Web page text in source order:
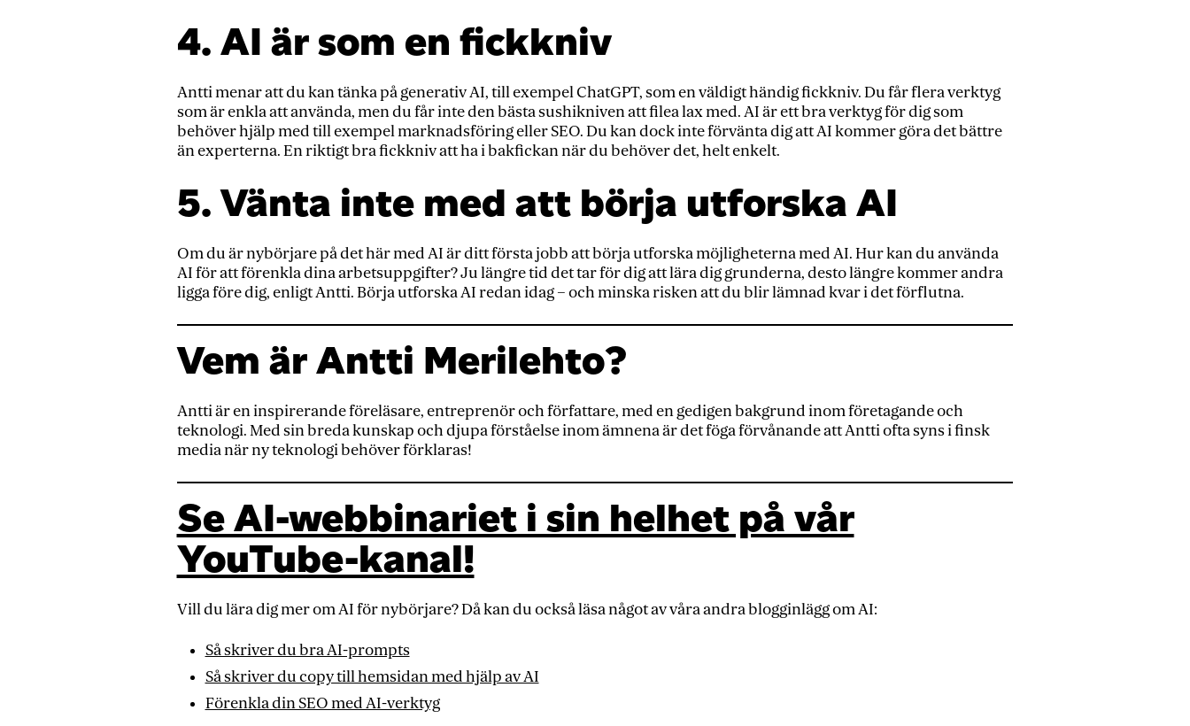
4. AI är som en fickkniv
Antti menar att du kan tänka på generativ AI, till exempel ChatGPT, som en väldigt händig fickkniv. Du får flera verktyg
som är enkla att använda, men du får inte den bästa sushikniven att filea lax med. AI är ett bra verktyg för dig som
behöver hjälp med till exempel marknadsföring eller SEO. Du kan dock inte förvänta dig att AI kommer göra det bättre
än experterna. En riktigt bra fickkniv att ha i bakfickan när du behöver det, helt enkelt.
5. Vänta inte med att börja utforska AI
Om du är nybörjare på det här med AI är ditt första jobb att börja utforska möjligheterna med AI. Hur kan du använda
AI för att förenkla dina arbetsuppgifter? Ju längre tid det tar för dig att lära dig grunderna, desto längre kommer andra
ligga före dig, enligt Antti. Börja utforska AI redan idag – och minska risken att du blir lämnad kvar i det förflutna.
Vem är Antti Merilehto?
Antti är en inspirerande föreläsare, entreprenör och författare, med en gedigen bakgrund inom företagande och
teknologi. Med sin breda kunskap och djupa förståelse inom ämnena är det föga förvånande att Antti ofta syns i finsk
media när ny teknologi behöver förklaras!
Se AI-webbinariet i sin helhet på vår
YouTube-kanal!
Vill du lära dig mer om AI för nybörjare? Då kan du också läsa något av våra andra blogginlägg om AI:
Så skriver du bra AI-prompts
Så skriver du copy till hemsidan med hjälp av AI
Förenkla din SEO med AI-verktyg